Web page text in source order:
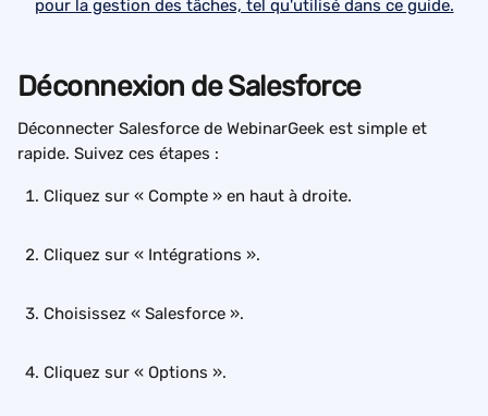
Déconnexion de Salesforce
Déconnecter Salesforce de WebinarGeek est simple et
rapide. Suivez ces étapes :
Cliquez sur « Compte » en haut à droite.
Cliquez sur « Intégrations ».
Choisissez « Salesforce ».
Cliquez sur « Options ».